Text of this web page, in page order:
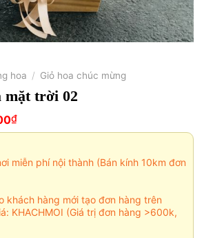
hoa / Giỏ hoa chúc mừng
mặt trời 02
₫Giá
hiện
499,000₫.
miễn phí nội thành (Bán kính 10km đơn
khách hàng mới tạo đơn hàng trên
KHACHMOI (Giá trị đơn hàng >600k,